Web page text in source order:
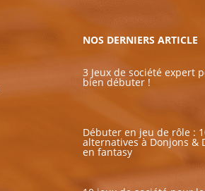
NOS DERNIERS ARTICLE
3 Jeux de société expert
bien débuter !
Débuter en jeu de rôle :
alternatives à Donjons &
en fantasy